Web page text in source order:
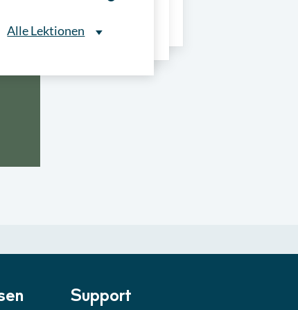
Alle Lektionen
Alle Lektionen
im Vergabeverfahren► 3:18 Min
von Angeboten Lektion
Support